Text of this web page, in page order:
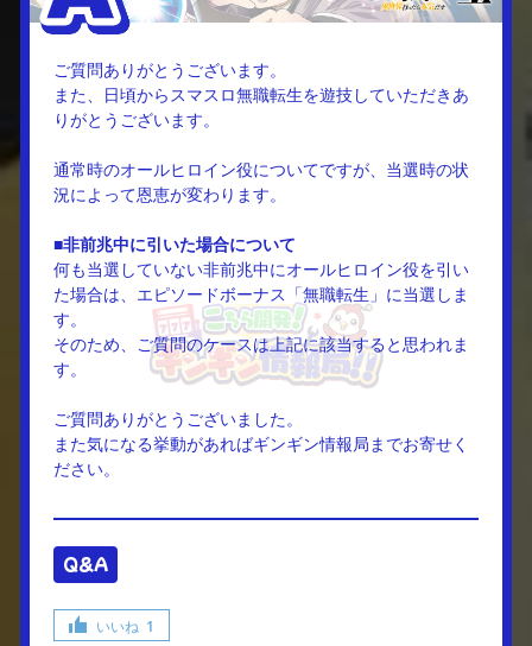
ご質問ありがとうございます。
また、日頃からスマスロ無職転生を遊技していただきあ
りがとうございます。
通常時のオールヒロイン役についてですが、当選時の状
況によって恩恵が変わります。
■非前兆中に引いた場合について
何も当選していない非前兆中にオールヒロイン役を引い
た場合は、エピソードボーナス「無職転生」に当選しま
す。
そのため、 ご質問のケースは上記に該当すると思われま
す。
ご質問ありがとうございました。
また気になる挙動があればギンギン情報局までお寄せく
ださい。
Q&A
いいね 1